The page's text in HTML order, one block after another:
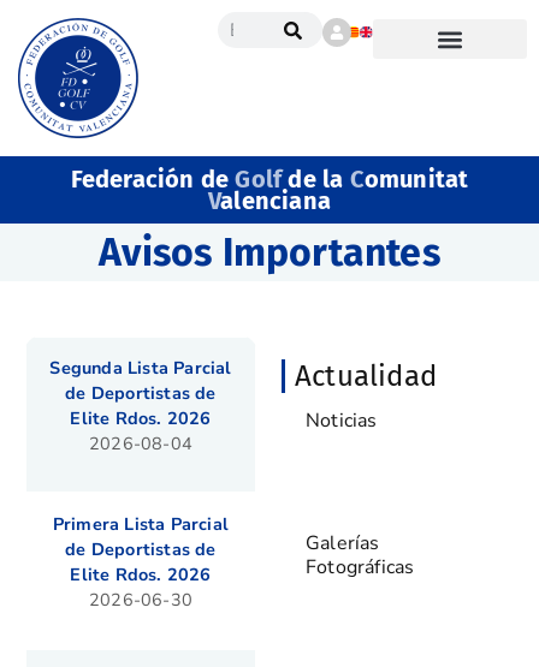
Federación deGolfde la Comunitat
Valenciana
Avisos Importantes
Segunda Lista Parcial
de Deportistas de
Elite Rdos. 2026
2026-08-04
Primera Lista Parcial
de Deportistas de
Elite Rdos. 2026
2026-06-30
Actualidad
Noticias
Galerías
Fotográficas